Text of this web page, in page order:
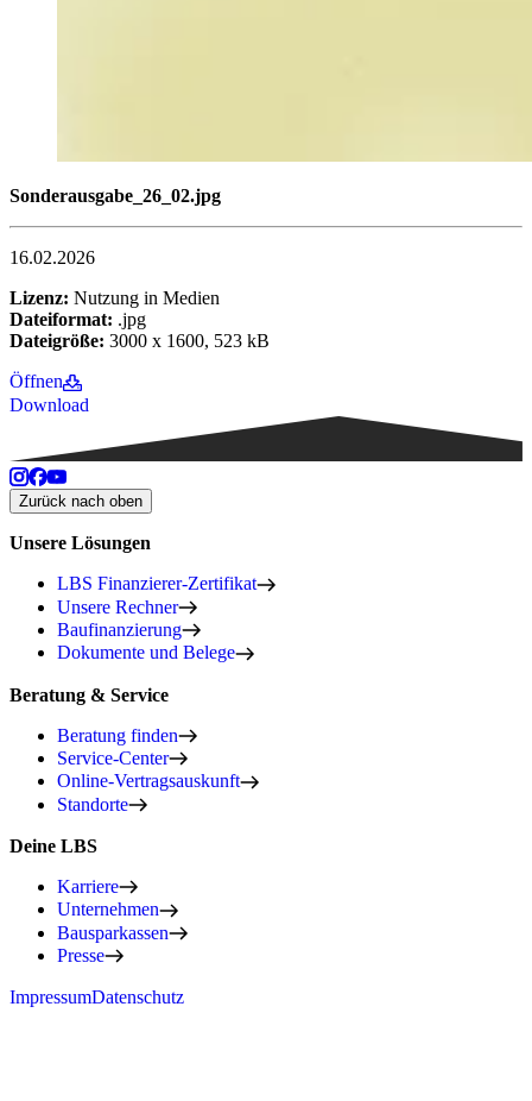
Sonderausgabe_26_02.jpg
16.02.2026
Lizenz: Nutzung in Medien
Dateiformat: .jpg
Dateigröße: 3000 x 1600, 523 kB
Öffnen
Download
Zurück nach oben
Unsere Lösungen
LBS Finanzierer-Zertifikat
Unsere Rechner
Baufinanzierung
Dokumente und Belege
Beratung & Service
Beratung finden
Service-Center
Online-Vertragsauskunft
Standorte
Deine LBS
Karriere
Unternehmen
Bausparkassen
Presse
ImpressumDatenschutz